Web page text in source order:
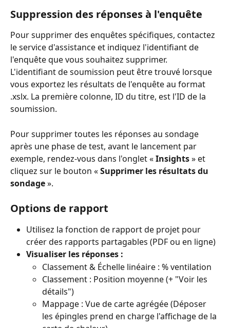
Suppression des réponses à l'enquête
Pour supprimer des enquêtes spécifiques, contactez
le service d'assistance et indiquez l'identifiant de
l'enquête que vous souhaitez supprimer.
L'identifiant de soumission peut être trouvé lorsque
vous exportez les résultats de l'enquête au format
.xslx. La première colonne, ID du titre, est l'ID de la
soumission.
Pour supprimer toutes les réponses au sondage
après une phase de test, avant le lancement par
exemple, rendez-vous dans l'onglet « Insights » et
cliquez sur le bouton « Supprimer les résultats du
sondage ».
Options de rapport
Utilisez la fonction de rapport de projet pour
créer des rapports partagables (PDF ou en ligne)
Visualiser les réponses :
Classement & Échelle linéaire : % ventilation
Classement : Position moyenne (+ "Voir les
détails")
Mappage : Vue de carte agrégée (Déposer
les épingles prend en charge l'affichage de la